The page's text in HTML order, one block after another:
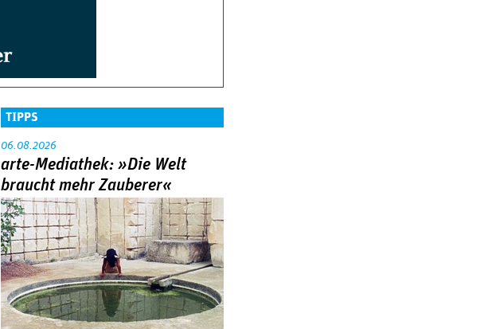
TIPPS
06.08.2026
arte-Mediathek: »Die Welt
braucht mehr Zauberer«